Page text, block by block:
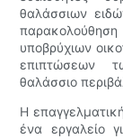
θαλάσσιων
υποβρύχιων
επιπτώσεων
θαλάσσιο
Η
ένα εργαλείο